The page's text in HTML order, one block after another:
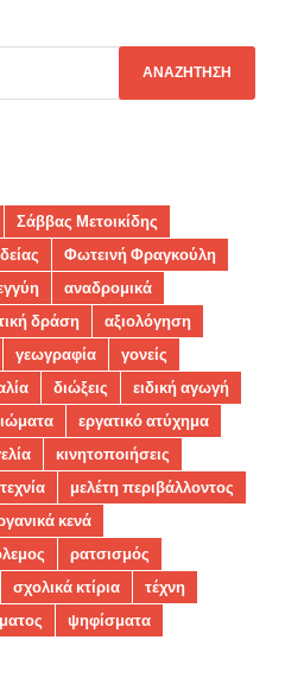
Σάββας Μετοικίδης
Φωτεινή Φραγκούλη
αναδρομικά
δράση
αξιολόγηση
γεωγραφία
γονείς
διώξεις
ειδική αγωγή
εργατικό ατύχημα
κινητοποιήσεις
μελέτη περιβάλλοντος
κενά
ρατσισμός
σχολικά κτίρια
τέχνη
ψηφίσματα